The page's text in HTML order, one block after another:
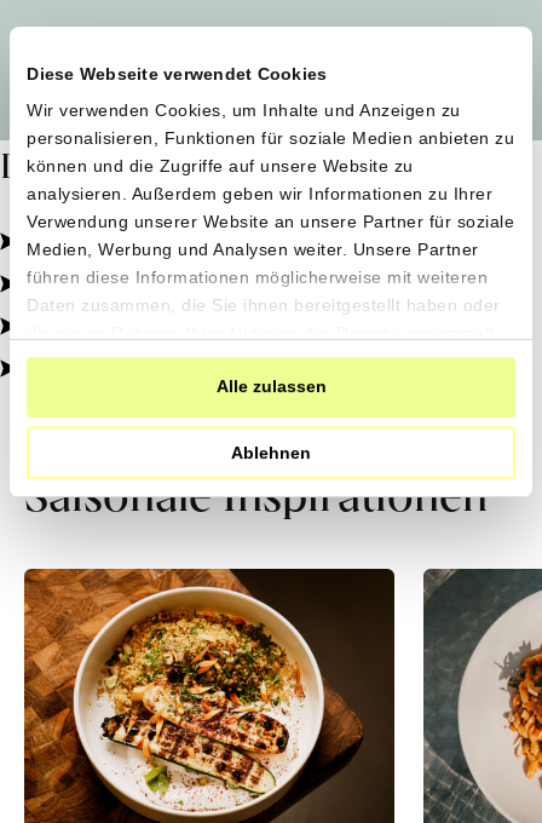
Diese Webseite verwendet Cookies
Wir verwenden Cookies, um Inhalte und Anzeigen zu
personalisieren, Funktionen für soziale Medien anbieten zu
können und die Zugriffe auf unsere Website zu
analysieren. Außerdem geben wir Informationen zu Ihrer
Verwendung unserer Website an unsere Partner für soziale
Medien, Werbung und Analysen weiter. Unsere Partner
führen diese Informationen möglicherweise mit weiteren
Daten zusammen, die Sie ihnen bereitgestellt haben oder
haben.
Alle zulassen
Ablehnen
Dafür stehen wir
Pestizidfrei angebaut, schonend verarbeitet.
Natürliche Zutaten, echter Geschmack.
Von kleinen Höfen, direkt zu dir.
100% transparent, 0% Zusatzstoffe.
Saisonale Inspirationen